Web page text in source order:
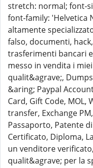
stretch: normal; font-
font-family: 'Helvetica
altamente
falso, documenti,
trasferimenti bancari
messo in vendita i
qualit&agrave;,
&aring; Paypal
Card, Gift Code, MOL,
transfer, Exchange
Passaporto, Patente
Certificato, Diploma,
un venditore
qualit&agrave; per la